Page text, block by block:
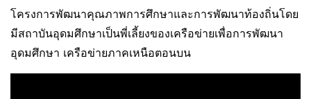
โครงการพัฒนาคุณภาพการศึกษาและการพัฒนาท้องถิ่นโดย
มีสถาบันอุดมศึกษาเป็นพี่เลี้ยงของเครือข่ายเพื่อการพัฒนา
อุดมศึกษา เครือข่ายภาคเหนือตอนบน